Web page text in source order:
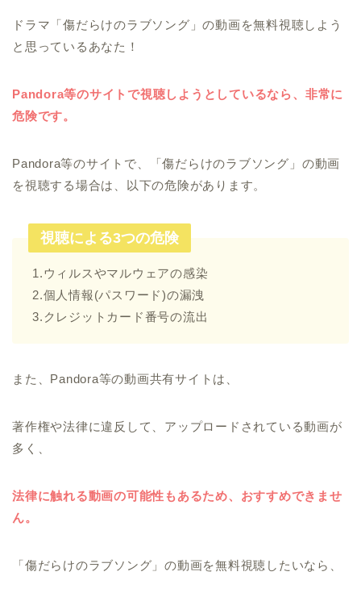
ドラマ「傷だらけのラブソング」の動画を無料視聴しよう
と思っているあなた！
Pandora等のサイトで視聴しようとしているなら、非常に
危険です。
Pandora等のサイトで、「傷だらけのラブソング」の動画
を視聴する場合は、以下の危険があります。
視聴による3つの危険
1.ウィルスやマルウェアの感染
2.個人情報(パスワード)の漏洩
3.クレジットカード番号の流出
また、Pandora等の動画共有サイトは、
著作権や法律に違反して、アップロードされている動画が
多く、
法律に触れる動画の可能性もあるため、おすすめできませ
ん。
「傷だらけのラブソング」の動画を無料視聴したいなら、